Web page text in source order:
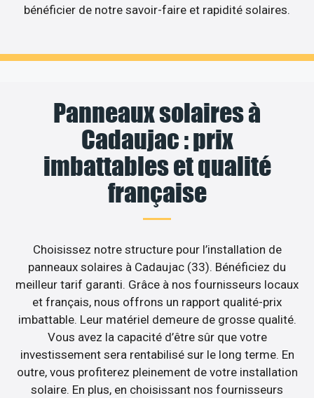
bénéficier de notre savoir-faire et rapidité solaires.
Panneaux solaires à
Cadaujac : prix
imbattables et qualité
française
Choisissez notre structure pour l’installation de
panneaux solaires à Cadaujac (33). Bénéficiez du
meilleur tarif garanti. Grâce à nos fournisseurs locaux
et français, nous offrons un rapport qualité-prix
imbattable. Leur matériel demeure de grosse qualité.
Vous avez la capacité d’être sûr que votre
investissement sera rentabilisé sur le long terme. En
outre, vous profiterez pleinement de votre installation
solaire. En plus, en choisissant nos fournisseurs